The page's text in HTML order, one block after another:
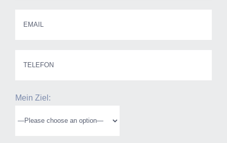
Mein Ziel: